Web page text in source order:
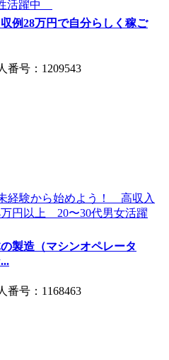
例28万円で自分らしく稼ご
号：1209543
製造（マシンオペレータ
号：1168463